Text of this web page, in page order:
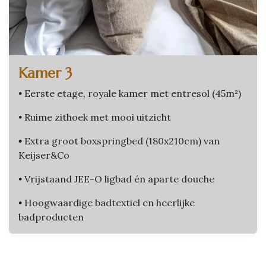
Kamer 3
• Eerste etage, royale kamer met entresol (45m²)
• Ruime zithoek met mooi uitzicht
• Extra groot boxspringbed (180x210cm) van
Keijser&Co
• Vrijstaand JEE-O ligbad én aparte douche
• Hoogwaardige badtextiel en heerlijke
badproducten